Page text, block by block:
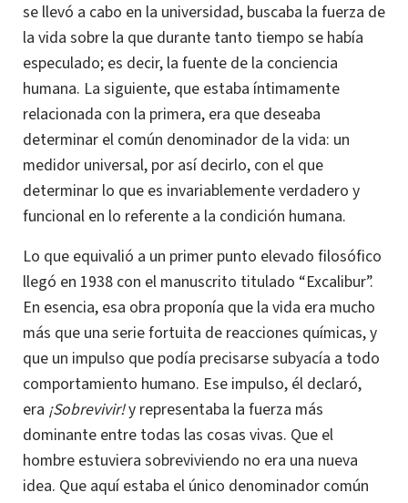
se llevó a cabo en la universidad, buscaba la fuerza de
la vida sobre la que durante tanto tiempo se había
especulado; es decir, la fuente de la conciencia
humana. La siguiente, que estaba íntimamente
relacionada con la primera, era que deseaba
determinar el común denominador de la vida: un
medidor universal, por así decirlo, con el que
determinar lo que es invariablemente verdadero y
funcional en lo referente a la condición humana.
Lo que equivalió a un primer punto elevado filosófico
llegó en 1938 con el manuscrito titulado “Excalibur”.
En esencia, esa obra proponía que la vida era mucho
más que una serie fortuita de reacciones químicas, y
que un impulso que podía precisarse subyacía a todo
comportamiento humano. Ese impulso, él declaró,
era ¡Sobrevivir!y representaba la fuerza más
dominante entre todas las cosas vivas. Que el
hombre estuviera sobreviviendo no era una nueva
idea. Que aquí estaba el único denominador común